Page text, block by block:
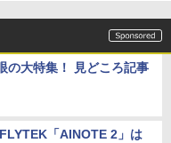
の大特集！ 見どころ記事
「AINOTE 2」は